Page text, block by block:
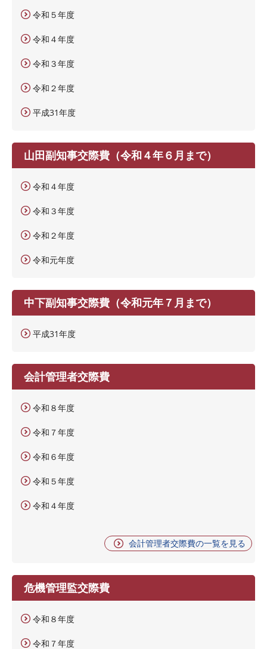
令和５年度
令和４年度
令和３年度
令和２年度
平成31年度
山田副知事交際費（令和４年６月まで）
令和４年度
令和３年度
令和２年度
令和元年度
中下副知事交際費（令和元年７月まで）
平成31年度
会計管理者交際費
令和８年度
令和７年度
令和６年度
令和５年度
令和４年度
会計管理者交際費の一覧を見る
危機管理監交際費
令和８年度
令和７年度